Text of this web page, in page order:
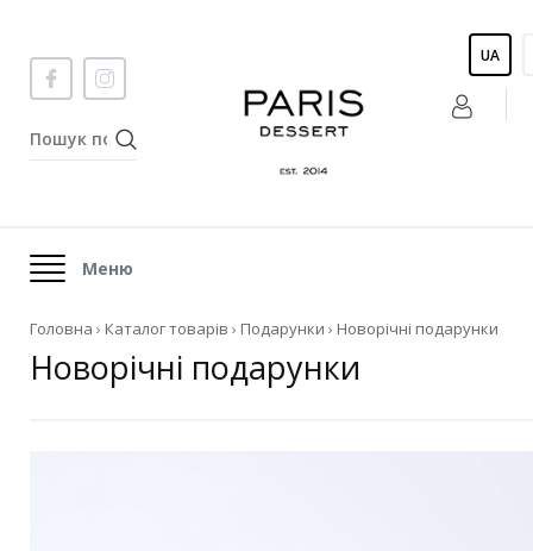
UA
Меню
Головна › Каталог товарів › Подарунки › Новорічні подарунки
Новорічні подарунки